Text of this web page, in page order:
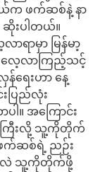
က ဖက်ဆစ်နဲ့ နာ
းပါတယ်။
ာရာမှာ မြန်မာ့
လေ့လာကြည့်သင့်
ရေးဟာ နေ့
ပြည်လုံး
။ အကြောင်း
ြီးလို့ သူ့ကိုတိုက်
က်ဆစ်ရဲ့ ညဉ်း
ကလဲ သူ့ကိုတိုက်ဖို့